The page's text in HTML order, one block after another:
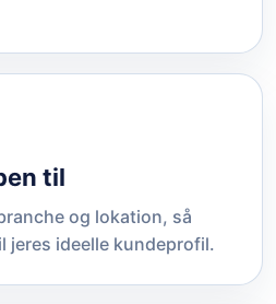
til
og lokation, så
jeres ideelle kundeprofil.